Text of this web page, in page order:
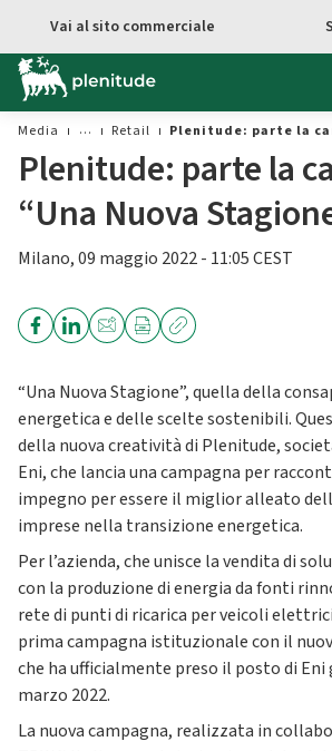
Vai al contenuto principale
Vai al sito commerciale
Media Retail Plenitude: parte la
Plenitude: parte la
“Una Nuova
Milano, 09 maggio 2022 - 11:05 CEST
“Una Nuova Stagione”, quella della
energetica e delle scelte sostenibili.
della nuova creatività di Plenitude,
Eni, che lancia una campagna per
impegno per essere il miglior alleato
imprese nella transizione energetica.
Per l’azienda, che unisce la vendita di
con la produzione di energia da fonti
rete di punti di ricarica per veicoli
prima campagna istituzionale con il
che ha ufficialmente preso il posto di Eni
marzo 2022.
La nuova campagna, realizzata in